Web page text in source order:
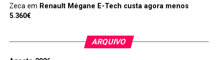
Zecaem Renault Mégane E-Tech custa agora menos
5.360€
ARQUIVO